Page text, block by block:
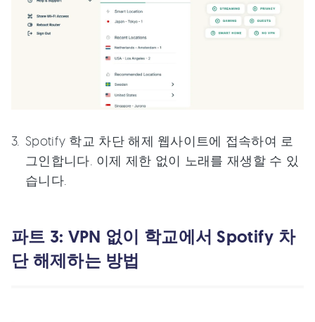
Spotify 학교 차단 해제 웹사이트에 접속하여 로
그인합니다. 이제 제한 없이 노래를 재생할 수 있
습니다.
파트 3: VPN 없이 학교에서 Spotify 차
단 해제하는 방법